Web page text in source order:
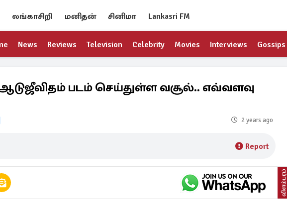
லங்காசிறி மனிதன் சினிமா Lankasri FM
News Reviews Television Celebrity Movies Interviews Gossips
படம் செய்துள்ள வசூல்.. எவ்வளவு
2 years ago
Report
விளம்பரம்